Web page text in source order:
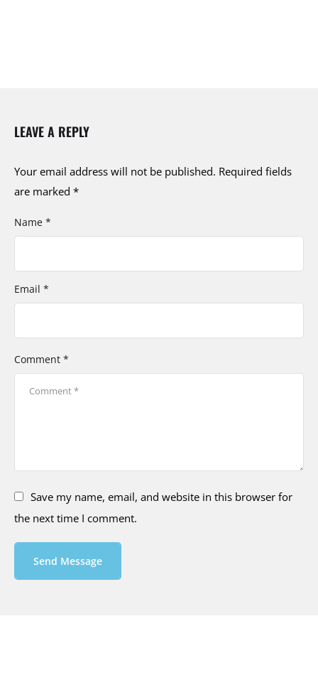
LEAVE A REPLY
Your email address will not be published. Required fields
are marked *
Comment *
Name *
Email *
Save my name, email, and website in this browser for
the next time I comment.
Send Message